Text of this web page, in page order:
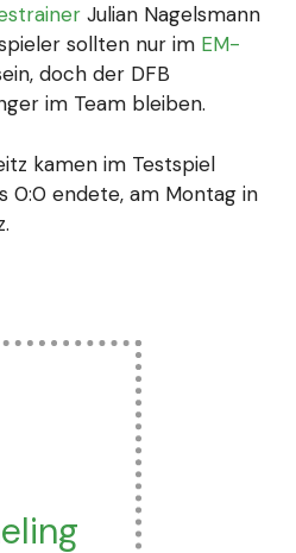
Julian Nagelsmann
sollten nur im EM-
doch der DFB
im Team bleiben.
kamen im Testspiel
0:0 endete, am Montag in